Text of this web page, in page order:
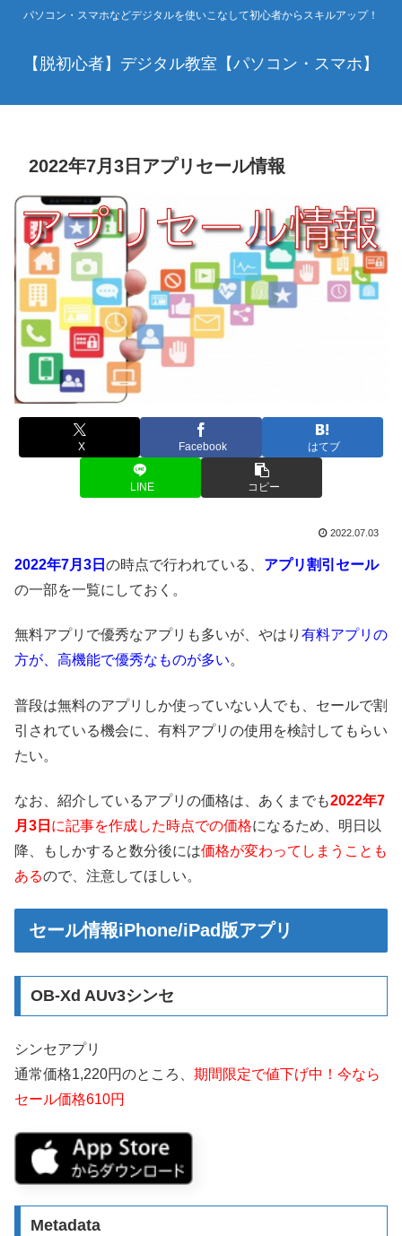
パソコン・スマホなどデジタルを使いこなして初心者からスキルアップ！
【脱初心者】デジタル教室【パソコン・スマホ】
2022年7月3日アプリセール情報
X Facebook はてブ
LINE コピー
2022.07.03
2022年7月3日 の時点で行われている、 アプリ割引セール
の一部を一覧にしておく。
無料アプリで優秀なアプリも多いが、やはり 有料アプリの
方が、高機能で優秀なものが多い。
普段は無料のアプリしか使っていない人でも、セールで割
引されている機会に、有料アプリの使用を検討してもらい
たい。
なお、紹介しているアプリの価格は、あくまでも2022年7
月3日 に記事を作成した時点での価格になるため、明日以
降、もしかすると数分後には価格が変わってしまうことも
あるので、注意してほしい。
セール情報iPhone/iPad版アプリ
OB-Xd AUv3シンセ
シンセアプリ
通常価格1,220円のところ、 期間限定で値下げ中！今なら
セール価格610円
Metadata